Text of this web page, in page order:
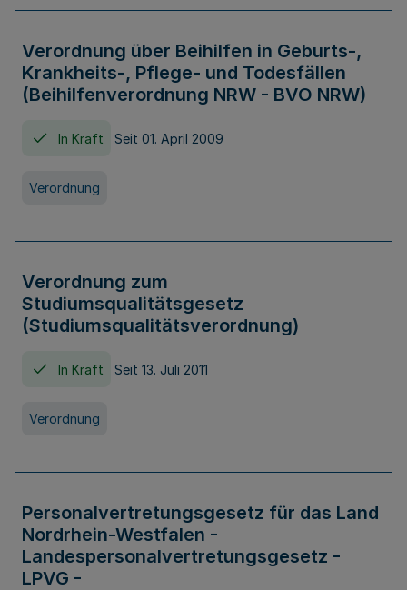
Verordnung über Beihilfen in Geburts-,
Krankheits-, Pflege- und Todesfällen
(Beihilfenverordnung NRW - BVO NRW)
In Kraft Seit 01. April 2009
Verordnung
Verordnung zum
Studiumsqualitätsgesetz
(Studiumsqualitätsverordnung)
In Kraft Seit 13. Juli 2011
Verordnung
Personalvertretungsgesetz für das Land
Nordrhein-Westfalen -
Landespersonalvertretungsgesetz -
LPVG -